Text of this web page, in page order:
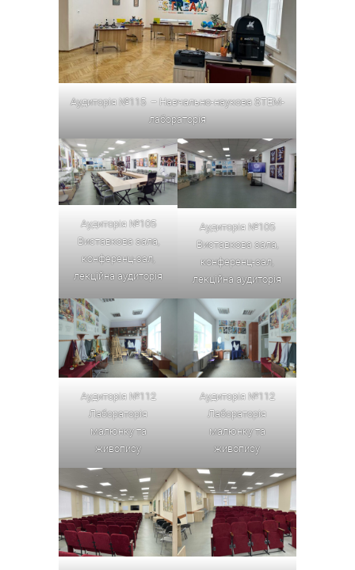
Аудиторія №115 – Навчально-наукова STEM-
лабораторія
Аудиторія №105
Виставкова зала,
конференц-зал,
лекційна аудиторія
Аудиторія №105
Виставкова зала,
конференц-зал,
лекційна аудиторія
Аудиторія №112
Лабораторія
малюнку та
живопису
Аудиторія №112
Лабораторія
малюнку та
живопису